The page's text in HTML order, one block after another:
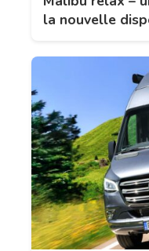
la nouvelle